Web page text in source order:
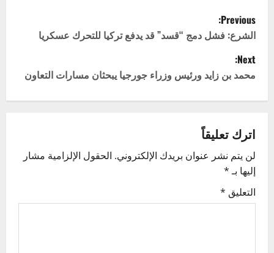
P
o
s
a
v
i
Previous:
الشرع: فشل دمج “قسد” قد يدفع تركيا للتحرك عسكريا
Next:
محمد بن زايد ورئيس وزراء جورجيا يبحثان مسارات التعاون
اترك تعليقاً
لن يتم نشر عنوان بريدك الإلكتروني. الحقول الإلزامية مشار
إليها بـ*
التعليق *